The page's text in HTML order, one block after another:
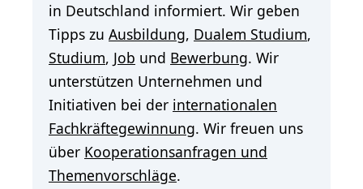
in Deutschland informiert. Wir geben
Tipps zu Ausbildung, Dualem Studium,
Studium, Job und Bewerbung. Wir
unterstützen Unternehmen und
Initiativen bei der internationalen
Fachkräftegewinnung. Wir freuen uns
über Kooperationsanfragen und
Themenvorschläge.